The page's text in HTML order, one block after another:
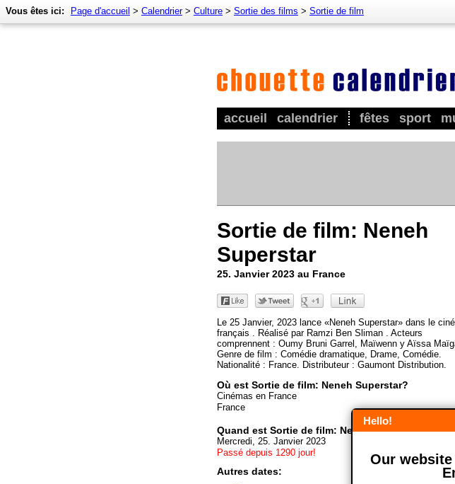
accueil calendrier fêtes sport
Vous êtes ici: Page d'accueil > Calendrier> Culture > Sortie des films > Sortie de film
Sortie de film: Neneh
Superstar
25. Janvier 2023 au France
Le 25 Janvier, 2023 lance «Neneh Superstar» dans le
français . Réalisé par Ramzi Ben Sliman . Acteurs
comprennent : Oumy Bruni Garrel, Maïwenn y Aïssa
Genre de film : Comédie dramatique, Drame, Comédie.
Nationalité : France. Distributeur : Gaumont Distribution.
Où est Sortie de film: Neneh Superstar?
Cinémas en France
France
Quand est Sortie de film: Neneh Superstar?
Mercredi, 25. Janvier 2023
Passé depuis 1290 jour!
Autres dates:
Hello!
Our